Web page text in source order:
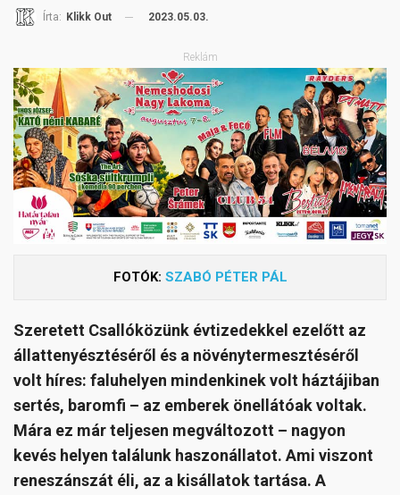
Írta: Klikk Out 2023.05.03.
Reklám
FOTÓK: SZABÓ PÉTER PÁL
Szeretett Csallóközünk évtizedekkel ezelőtt az
állattenyésztéséről és a növénytermesztéséről
volt híres: faluhelyen mindenkinek volt háztájiban
sertés, baromfi – az emberek önellátóak voltak.
Mára ez már teljesen megváltozott – nagyon
kevés helyen találunk haszonállatot. Ami viszont
reneszánszát éli, az a kisállatok tartása. A